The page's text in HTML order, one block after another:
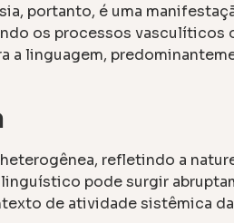
portanto, é uma
os processos vasculíticos
a linguagem,
refletindo a
pode surgir
de atividade sistêmica